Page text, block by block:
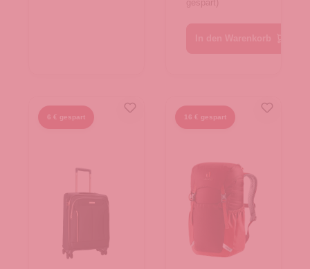
gespart)
6 € gespart 16 € gespart